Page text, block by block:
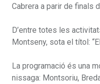
Cabrera a parir de finals
D’entre totes les
Montseny, sota el títol:
La programació és una
nissaga: Montsoriu,